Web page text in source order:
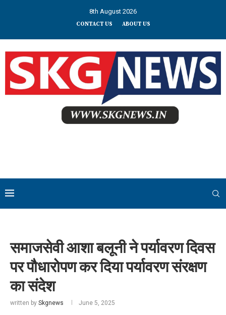
8th August 2026
CONTACT US ABOUT US
समाजसेवी आशा बलूनी ने पर्यावरण दिवस
पर पौधारोपण कर दिया पर्यावरण संरक्षण
का संदेश
written by Skgnews June 5, 2025